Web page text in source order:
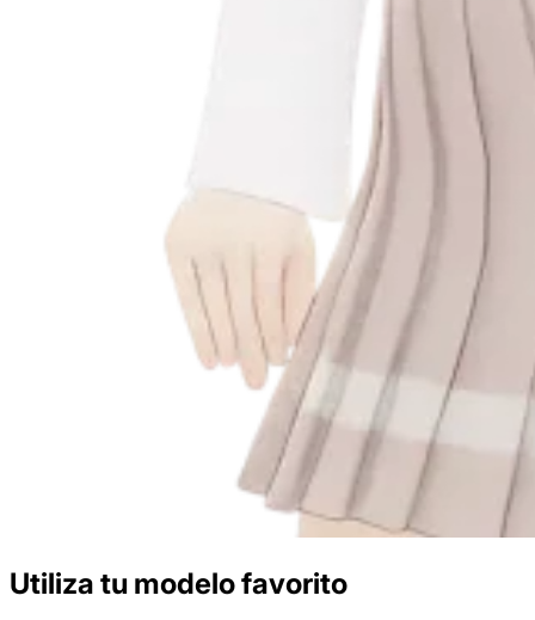
Utiliza tu modelo favorito